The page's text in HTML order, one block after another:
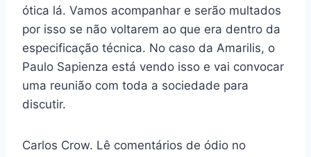
ótica lá. Vamos acompanhar e serão multados
por isso se não voltarem ao que era dentro da
especificação técnica. No caso da Amarilis, o
Paulo Sapienza está vendo isso e vai convocar
uma reunião com toda a sociedade para
discutir.
Carlos Crow. Lê comentários de ódio no